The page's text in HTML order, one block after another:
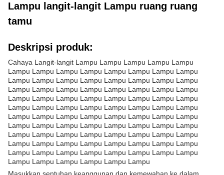
Lampu langit-langit Lampu ruang ruang
tamu
Deskripsi produk:
Cahaya Langit-langit Lampu Lampu Lampu Lampu Lampu
Lampu Lampu Lampu Lampu Lampu Lampu Lampu Lampu
Lampu Lampu Lampu Lampu Lampu Lampu Lampu Lampu
Lampu Lampu Lampu Lampu Lampu Lampu Lampu Lampu
Lampu Lampu Lampu Lampu Lampu Lampu Lampu Lampu
Lampu Lampu Lampu Lampu Lampu Lampu Lampu Lampu
Lampu Lampu Lampu Lampu Lampu Lampu Lampu Lampu
Lampu Lampu Lampu Lampu Lampu Lampu Lampu Lampu
Lampu Lampu Lampu Lampu Lampu Lampu Lampu Lampu
Lampu Lampu Lampu Lampu Lampu Lampu Lampu Lampu
Lampu Lampu Lampu Lampu Lampu Lampu Lampu Lampu
Lampu Lampu Lampu Lampu Lampu Lampu